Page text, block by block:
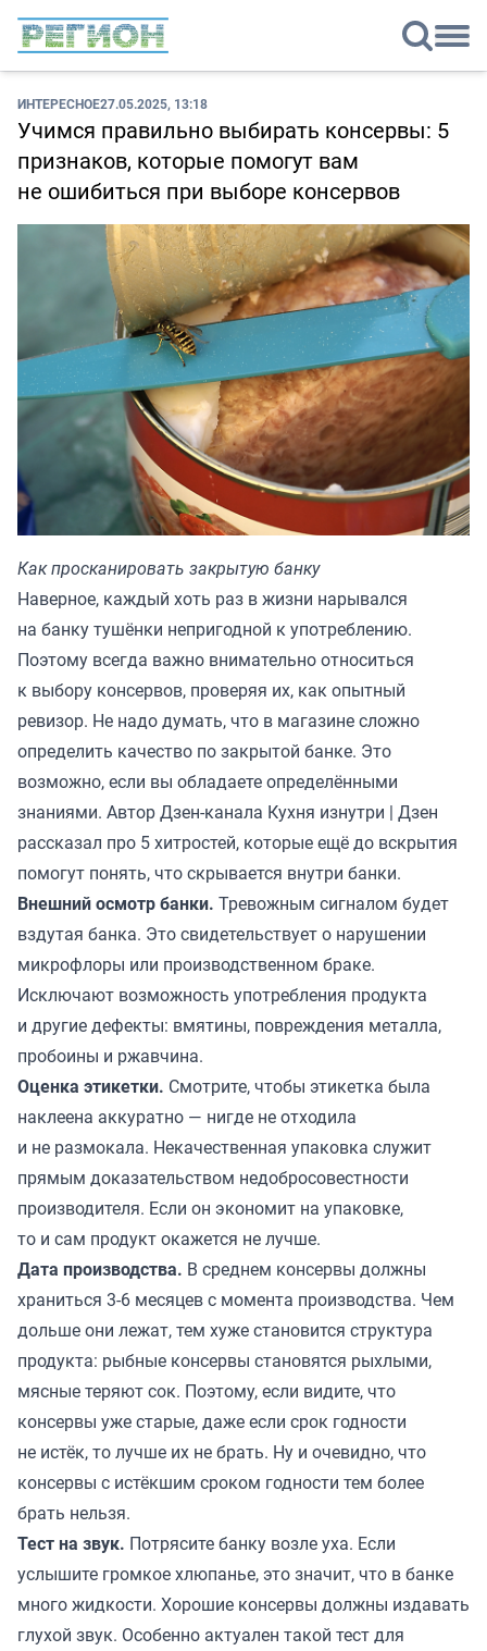
ИНТЕРЕСНОЕ27.05.2025, 13:18
Учимся правильно выбирать консервы: 5
признаков, которые помогут вам
не ошибиться при выборе консервов
Как просканировать закрытую банку
Наверное, каждый хоть раз в жизни нарывался
на банку тушёнки непригодной к употреблению.
Поэтому всегда важно внимательно относиться
к выбору консервов, проверяя их, как опытный
ревизор. Не надо думать, что в магазине сложно
определить качество по закрытой банке. Это
возможно, если вы обладаете определёнными
знаниями. Автор Дзен-канала Кухня изнутри | Дзен
рассказал про 5 хитростей, которые ещё до вскрытия
помогут понять, что скрывается внутри банки.
Внешний осмотр банки. Тревожным сигналом будет
вздутая банка. Это свидетельствует о нарушении
микрофлоры или производственном браке.
Исключают возможность употребления продукта
и другие дефекты: вмятины, повреждения металла,
пробоины и ржавчина.
Оценка этикетки. Смотрите, чтобы этикетка была
наклеена аккуратно — нигде не отходила
и не размокала. Некачественная упаковка служит
прямым доказательством недобросовестности
производителя. Если он экономит на упаковке,
то и сам продукт окажется не лучше.
Дата производства. В среднем консервы должны
храниться 3-6 месяцев с момента производства. Чем
дольше они лежат, тем хуже становится структура
продукта: рыбные консервы становятся рыхлыми,
мясные теряют сок. Поэтому, если видите, что
консервы уже старые, даже если срок годности
не истёк, то лучше их не брать. Ну и очевидно, что
консервы с истёкшим сроком годности тем более
брать нельзя.
Тест на звук. Потрясите банку возле уха. Если
услышите громкое хлюпанье, это значит, что в банке
много жидкости. Хорошие консервы должны издавать
глухой звук. Особенно актуален такой тест для